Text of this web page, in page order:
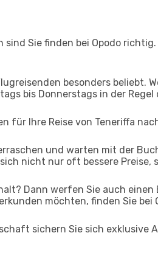
sind Sie finden bei Opodo richtig.
besonders beliebt.
bis Donnerstags in der Regel
für Ihre Reise von Teneriffa
und warten mit der
nicht nur oft bessere Preise,
Dann werfen Sie auch einen
möchten, finden Sie bei
sichern Sie sich exklusive